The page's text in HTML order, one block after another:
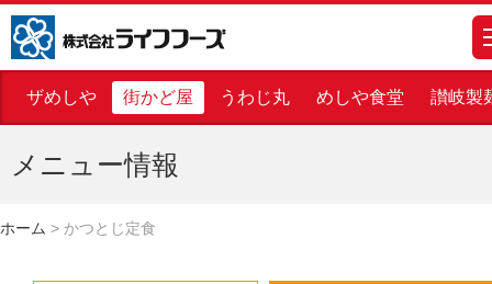
株式会社ライフフーズ
ザめしや 街かど屋 うわじ丸 めしや食堂 讃岐製
メニュー情報
ホーム > かつとじ定食